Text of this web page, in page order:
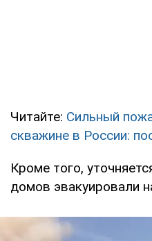
Читайте: Сильный
скважине в России:
Кроме того,
домов эвакуировали